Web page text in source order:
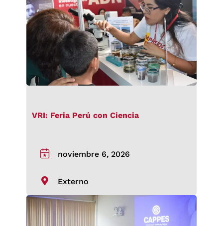
VRI: Feria Perú con Ciencia
noviembre 6, 2026
Externo